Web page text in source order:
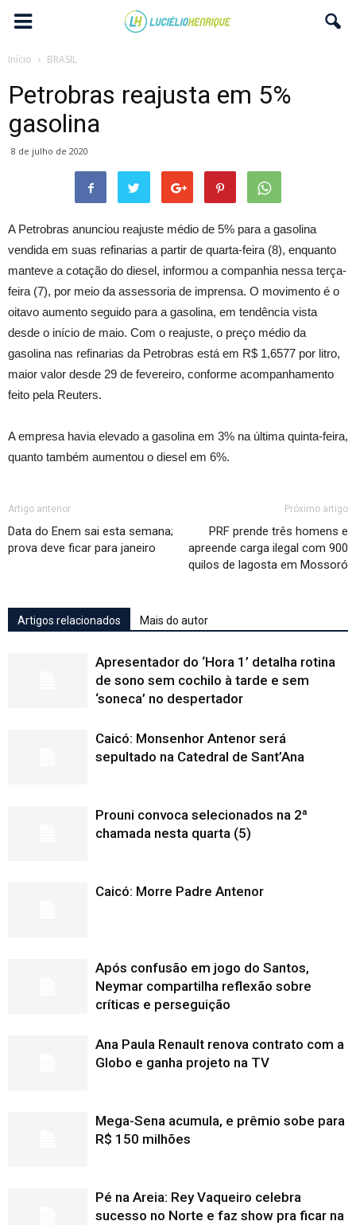
Início BRASIL
Petrobras reajusta em 5%
gasolina
8 de julho de 2020
A Petrobras anunciou reajuste médio de 5% para a gasolina
vendida em suas refinarias a partir de quarta-feira (8), enquanto
manteve a cotação do diesel, informou a companhia nessa terça-
feira (7), por meio da assessoria de imprensa. O movimento é o
oitavo aumento seguido para a gasolina, em tendência vista
desde o início de maio. Com o reajuste, o preço médio da
gasolina nas refinarias da Petrobras está em R$ 1,6577 por litro,
maior valor desde 29 de fevereiro, conforme acompanhamento
feito pela Reuters.
A empresa havia elevado a gasolina em 3% na última quinta-feira,
quanto também aumentou o diesel em 6%.
Artigo anterior
Data do Enem sai esta semana;
prova deve ficar para janeiro
Próximo artigo
PRF prende três homens e
apreende carga ilegal com 900
quilos de lagosta em Mossoró
Artigos relacionados Mais do autor
Apresentador do ‘Hora 1’ detalha rotina
de sono sem cochilo à tarde e sem
‘soneca’ no despertador
Caicó: Monsenhor Antenor será
sepultado na Catedral de Sant’Ana
Prouni convoca selecionados na 2ª
chamada nesta quarta (5)
Caicó: Morre Padre Antenor
Após confusão em jogo do Santos,
Neymar compartilha reflexão sobre
críticas e perseguição
Ana Paula Renault renova contrato com a
Globo e ganha projeto na TV
Mega-Sena acumula, e prêmio sobe para
R$ 150 milhões
Pé na Areia: Rey Vaqueiro celebra
sucesso no Norte e faz show pra ficar na